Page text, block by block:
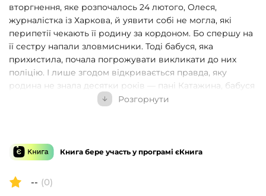
вторгнення, яке розпочалось 24 лютого, Олеся,
журналістка із Харкова, й уявити собі не могла, які
перипетії чекають її родину за кордоном. Бо спершу на
її сестру напали зловмисники. Тоді бабуся, яка
прихистила, почала погрожувати викликати до них
поліцію. І лише згодом відкривається правда, яку
родина не знала десятки років — пані Катажина, бабуся
власника готелю, де вони проживали, — двоюрідна
змогла об’єднатися через десятки років. Дебютний
роман «Щит із неба» написано на реальних подіях. В
його основі – історія виселення української родини під
час сумнозвісної операції «Вісла», що дивним чином
Розгорнути
Книга бере участь у програмі єКнига
-- (0)